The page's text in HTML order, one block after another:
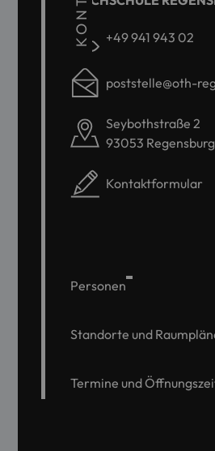
+49 941 943 02
poststelle@oth-
Seybothstraße 2
93053 Regensburg
Kontaktformular
Personen
Standorte und
Termine und